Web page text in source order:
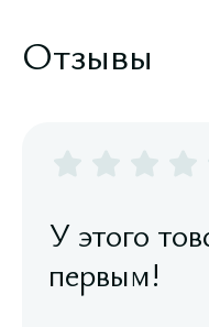
Отзывы
У этого
первым!